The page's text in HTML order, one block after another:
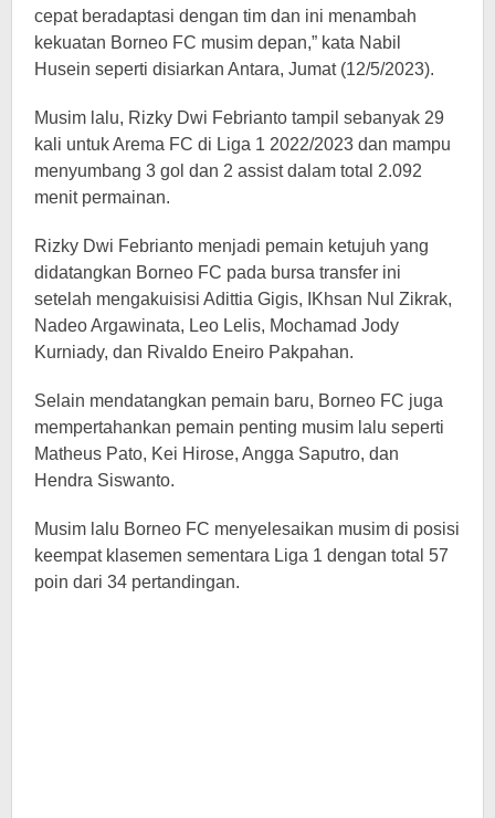
cepat beradaptasi dengan tim dan ini menambah
kekuatan Borneo FC musim depan,” kata Nabil
Husein seperti disiarkan Antara, Jumat (12/5/2023).
Musim lalu, Rizky Dwi Febrianto tampil sebanyak 29
kali untuk Arema FC di Liga 1 2022/2023 dan mampu
menyumbang 3 gol dan 2 assist dalam total 2.092
menit permainan.
Rizky Dwi Febrianto menjadi pemain ketujuh yang
didatangkan Borneo FC pada bursa transfer ini
setelah mengakuisisi Adittia Gigis, IKhsan Nul Zikrak,
Nadeo Argawinata, Leo Lelis, Mochamad Jody
Kurniady, dan Rivaldo Eneiro Pakpahan.
Selain mendatangkan pemain baru, Borneo FC juga
mempertahankan pemain penting musim lalu seperti
Matheus Pato, Kei Hirose, Angga Saputro, dan
Hendra Siswanto.
Musim lalu Borneo FC menyelesaikan musim di posisi
keempat klasemen sementara Liga 1 dengan total 57
poin dari 34 pertandingan.